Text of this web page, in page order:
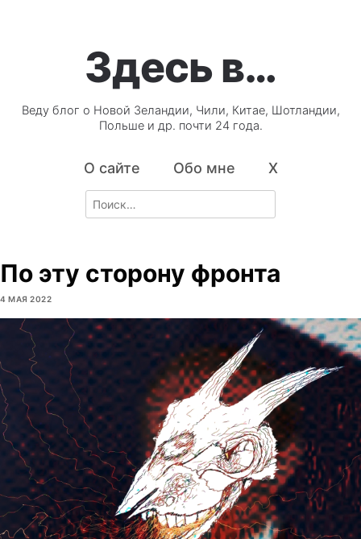
Здесь в…
Веду блог о Новой Зеландии, Чили, Китае, Шотландии,
Польше и др. почти 24 года.
О сайте Обо мне X
Search
for:
По эту сторону фронта
4 МАЯ 2022